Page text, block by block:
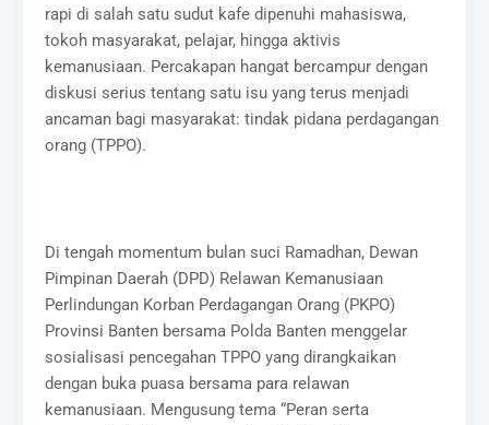
rapi di salah satu sudut kafe dipenuhi mahasiswa,
tokoh masyarakat, pelajar, hingga aktivis
kemanusiaan. Percakapan hangat bercampur dengan
diskusi serius tentang satu isu yang terus menjadi
ancaman bagi masyarakat: tindak pidana perdagangan
orang (TPPO).
Di tengah momentum bulan suci Ramadhan, Dewan
Pimpinan Daerah (DPD) Relawan Kemanusiaan
Perlindungan Korban Perdagangan Orang (PKPO)
Provinsi Banten bersama Polda Banten menggelar
sosialisasi pencegahan TPPO yang dirangkaikan
dengan buka puasa bersama para relawan
kemanusiaan. Mengusung tema “Peran serta